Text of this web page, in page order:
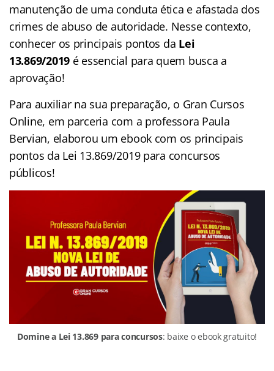
manutenção de uma conduta ética e afastada dos
crimes de abuso de autoridade. Nesse contexto,
conhecer os principais pontos da Lei
13.869/2019 é essencial para quem busca a
aprovação!
Para auxiliar na sua preparação, o Gran Cursos
Online, em parceria com a professora Paula
Bervian, elaborou um ebook com os principais
pontos da Lei 13.869/2019 para concursos
públicos!
Domine a Lei 13.869 para concursos: baixe o ebook gratuito!